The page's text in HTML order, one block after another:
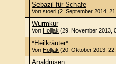
Sebazil für Schafe
Von stoeri (2. September 2014,
Wurmkur
Von Holljak (29. November 2013,
*Heilkräuter*
Von Holljak (20. Oktober 2013,
Analdrüsen